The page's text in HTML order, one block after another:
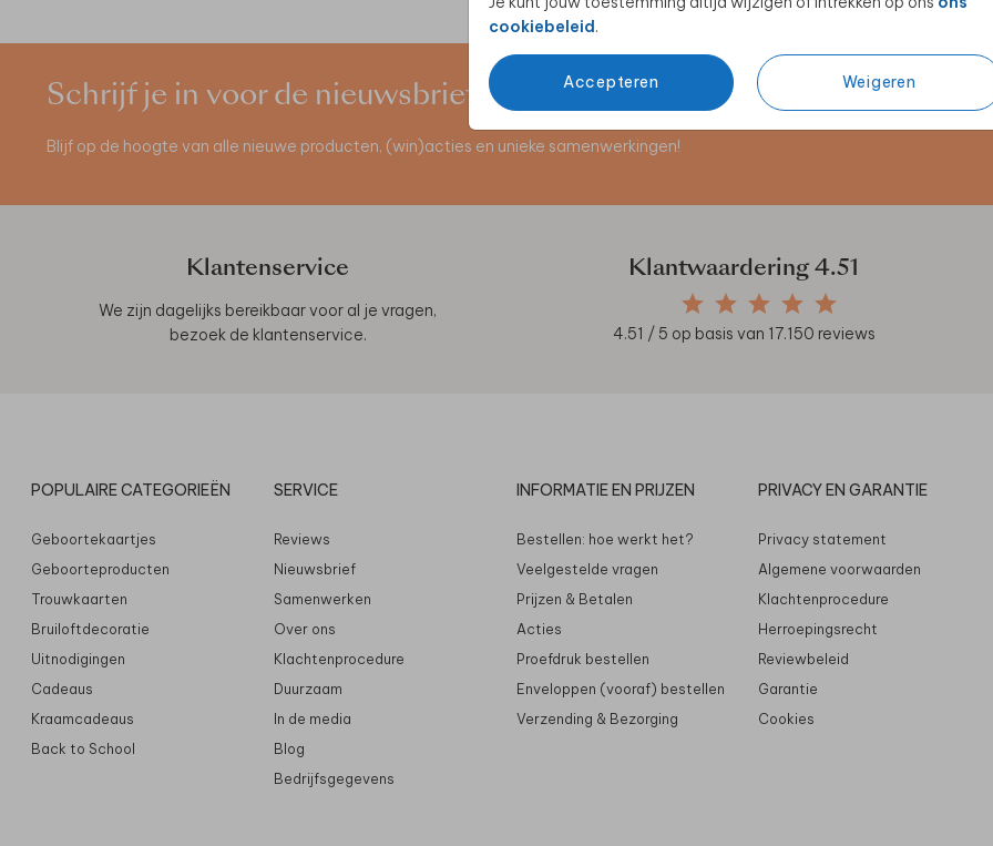
cookiebeleid.
Accepteren Weigeren
Schrijf je in voor de nieuwsbrief
Blijf op de hoogte van alle nieuwe producten, (win)acties en unieke samenwerkingen!
Klantenservice
We zijn dagelijks bereikbaar voor al je vragen,
bezoek de klantenservice.
Klantwaardering4.51
4.51 / 5 op basis van 17.150 reviews
POPULAIRE CATEGORIEËN
Geboortekaartjes
Geboorteproducten
Trouwkaarten
Bruiloftdecoratie
Uitnodigingen
Cadeaus
Kraamcadeaus
Back to School
SERVICE
Reviews
Nieuwsbrief
Samenwerken
Over ons
Klachtenprocedure
Duurzaam
In de media
Blog
Bedrijfsgegevens
INFORMATIE EN PRIJZEN
Bestellen: hoe werkt het?
Veelgestelde vragen
Prijzen & Betalen
Acties
Proefdruk bestellen
Enveloppen (vooraf) bestellen
Verzending & Bezorging
PRIVACY EN GARANTIE
Privacy statement
Algemene voorwaarden
Klachtenprocedure
Herroepingsrecht
Reviewbeleid
Garantie
Cookies